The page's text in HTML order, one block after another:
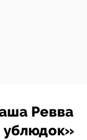
Ревва
ублюдок»